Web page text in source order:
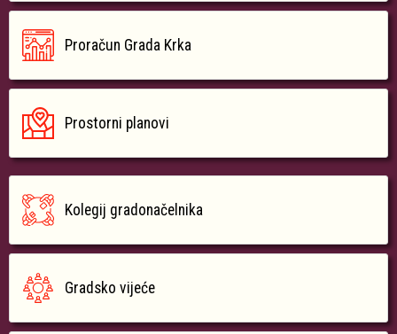
Proračun Grada Krka
Prostorni planovi
Kolegij gradonačelnika
Gradsko vijeće